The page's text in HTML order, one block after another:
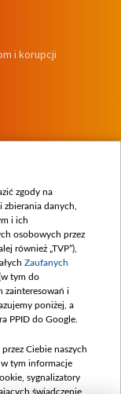
i korupcji
zgody na
danych,
i ich
osobowych przez
również „TVP”),
Zaufanych
tym do
zainteresowań i
poniżej, a
PPID do Google.
Ciebie naszych
w tym informacje
sygnalizatory
świadczenie